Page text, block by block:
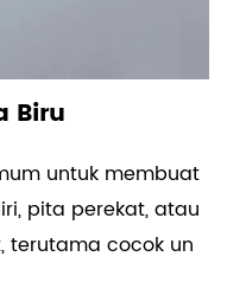
Biru
untuk membuat
pita perekat, atau
terutama cocok un